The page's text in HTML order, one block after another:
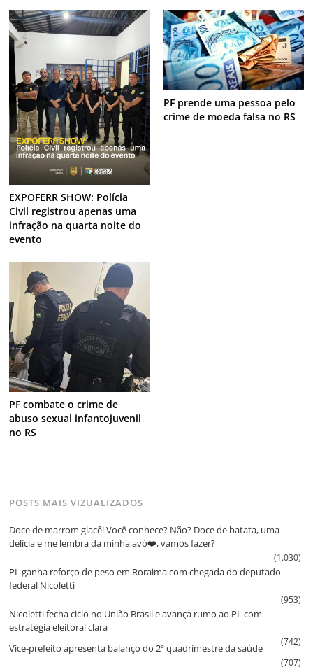
EXPOFERR SHOW: Polícia
Civil registrou apenas uma
infração na quarta noite do
evento
PF prende uma pessoa pelo
crime de moeda falsa no RS
PF combate o crime de
abuso sexual infantojuvenil
no RS
POSTS MAIS VIZUALIZADOS
Doce de marrom glacê! Você conhece? Não? Doce de batata, uma
delícia e me lembra da minha avó❤️, vamos fazer?
(1.030)
PL ganha reforço de peso em Roraima com chegada do deputado
federal Nicoletti
(953)
Nicoletti fecha ciclo no União Brasil e avança rumo ao PL com
estratégia eleitoral clara
(742)
Vice‑prefeito apresenta balanço do 2º quadrimestre da saúde
(707)